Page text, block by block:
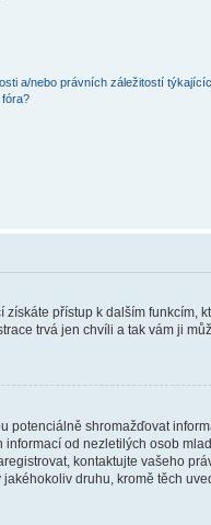
a/nebo právních záležitostí
přístup k dalším funkcím,
trvá jen chvíli a tak vám ji
potenciálně shromažďovat
od nezletilých osob
kontaktujte vašeho
druhu, kromě těch